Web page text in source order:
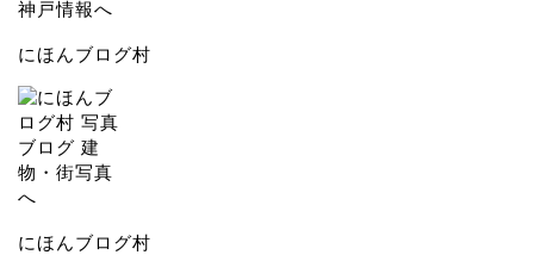
にほんブログ村
にほんブログ村